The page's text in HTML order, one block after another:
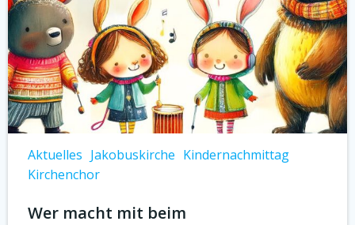
Aktuelles Jakobuskirche Kindernachmittag
Kirchenchor
Wer macht mit beim